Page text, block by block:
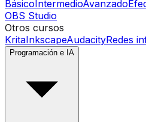
BásicoIntermedioAvanzado
OBS Studio
Otros cursos
KritaInkscapeAudacityRedes
Programación e IA